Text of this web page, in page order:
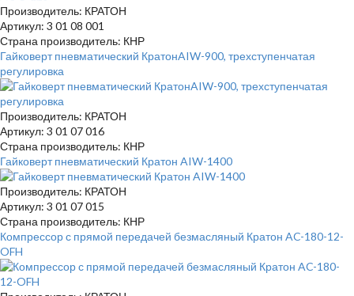
Производитель: КРАТОН
Артикул: 3 01 08 001
Страна производитель: КНР
Гайковерт пневматический КратонAIW-900, трехступенчатая
регулировка
Производитель: КРАТОН
Артикул: 3 01 07 016
Страна производитель: КНР
Гайковерт пневматический Кратон AIW-1400
Производитель: КРАТОН
Артикул: 3 01 07 015
Страна производитель: КНР
Компрессор с прямой передачей безмасляный Кратон AC-180-12-
OFH